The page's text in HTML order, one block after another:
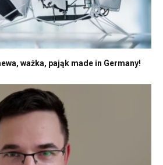
ważka, pająk made in Germany!